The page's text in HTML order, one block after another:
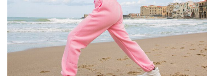
Въпреки че вече беше казано много за тенденциите за
тазгодишната пролет, струва си да напомним още
веднъж за най-големите хитове на този сезон. Без
съмнение ще има много оригинални, модерни решения,
както